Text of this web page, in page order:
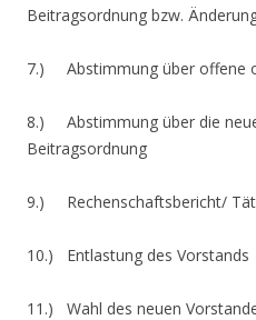
Beitragsordnung bzw.
7.) Abstimmung über offene
8.) Abstimmung über die
Beitragsordnung
9.) Rechenschaftsbericht/
10.) Entlastung des Vorstands
11.) Wahl des neuen